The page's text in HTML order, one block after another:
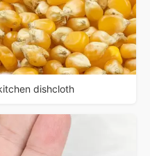
dishcloth